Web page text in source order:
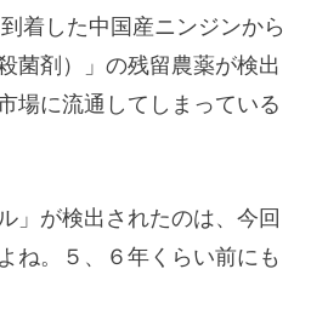
着した中国産ニンジンから
菌剤）」の残留農薬が検出
場に流通してしまっている
」が検出されたのは、今回
ね。５、６年くらい前にも